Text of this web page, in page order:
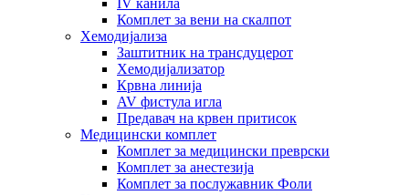
IV канила
Комплет за вени на скалпот
Хемодијализа
Заштитник на трансдуцерот
Хемодијализатор
Крвна линија
AV фистула игла
Предавач на крвен притисок
Медицински комплет
Комплет за медицински преврски
Комплет за анестезија
Комплет за послужавник Фоли